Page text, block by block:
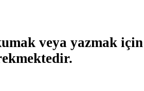
veya yazmak